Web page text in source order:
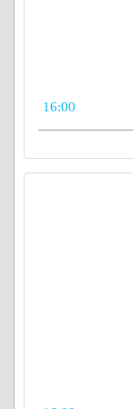
16:00